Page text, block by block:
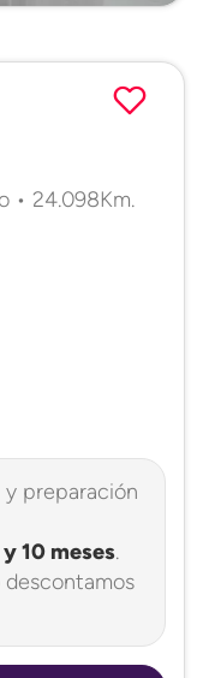
• 24.098Km.
preparación
y 10 meses.